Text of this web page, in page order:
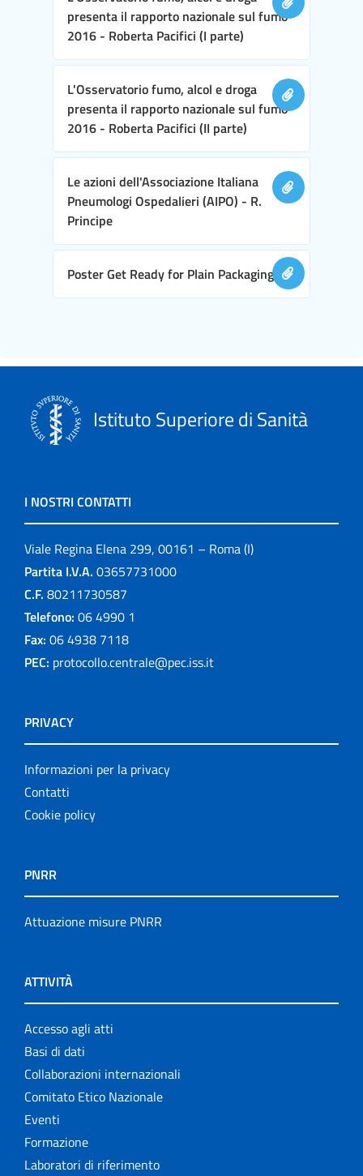
presenta il rapporto nazionale sul fumo
2016 - Roberta Pacifici (I parte)
L'Osservatorio fumo, alcol e droga
presenta il rapporto nazionale sul fumo
2016 - Roberta Pacifici (II parte)
Le azioni dell'Associazione Italiana
Pneumologi Ospedalieri (AIPO) - R.
Principe
Poster Get Ready for Plain Packaging
Istituto Superiore di Sanità
I NOSTRI CONTATTI
Viale Regina Elena 299, 00161 – Roma (I)
Partita I.V.A. 03657731000
C.F. 80211730587
Telefono: 06 4990 1
Fax: 06 4938 7118
PEC: protocollo.centrale@pec.iss.it
PRIVACY
Informazioni per la privacy
Contatti
Cookie policy
PNRR
Attuazione misure PNRR
ATTIVITÀ
Accesso agli atti
Basi di dati
Collaborazioni internazionali
Comitato Etico Nazionale
Eventi
Formazione
Laboratori di riferimento